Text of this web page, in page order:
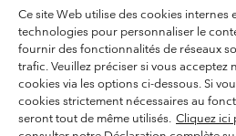
Garanties Légales
Politique de
Conditions d'utilisation - Membres
Conditions D'utilisation - Contenu généré
Cookies
Public CBCR
Ce site Web utilise des cookies internes
technologies pour personnaliser le
fournir des fonctionnalités de réseaux
trafic. Veuillez préciser si vous acceptez
cookies via les options ci-dessous. Si
cookies strictement nécessaires au
seront tout de même utilisés. Cliquez ici
Veuillez sélectionner votre
votre
Achats en